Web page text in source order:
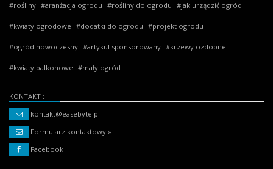
rośliny aranżacja ogrodu rośliny do ogrodu jak urządzić ogród
kwiaty ogrodowe dodatki do ogrodu projekt ogrodu
ogród nowoczesny artykul sponsorowany krzewy ozdobne
kwiaty balkonowe mały ogród
KONTAKT
kontakt@easebyte.pl
Formularz kontaktowy »
Facebook